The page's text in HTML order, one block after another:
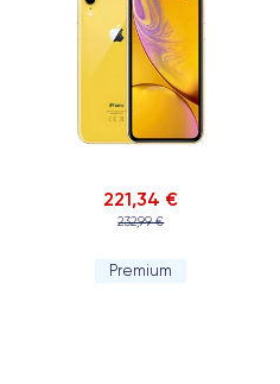
221,34 €
232,99 €
Premium